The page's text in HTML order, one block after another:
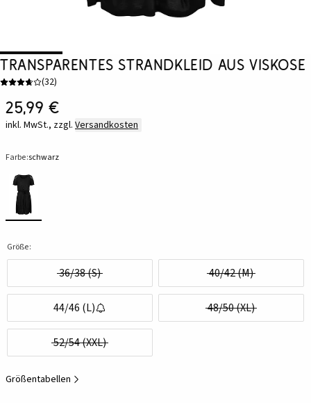
Transparentes Strandkleid aus Viskose
(32)
25,99 €
inkl. MwSt., zzgl. Versandkosten
Farbe:schwarz
Größe:
36/38 (S) 40/42 (M)
44/46 (L) 48/50 (XL)
52/54 (XXL)
Größentabellen